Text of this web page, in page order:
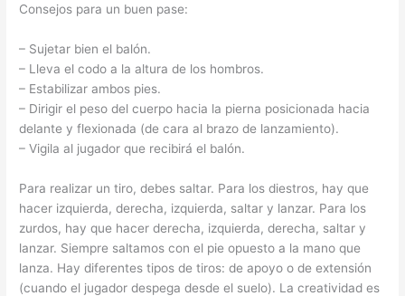
Consejos para un buen pase:
– Sujetar bien el balón.
– Lleva el codo a la altura de los hombros.
– Estabilizar ambos pies.
– Dirigir el peso del cuerpo hacia la pierna posicionada hacia
delante y flexionada (de cara al brazo de lanzamiento).
– Vigila al jugador que recibirá el balón.
Para realizar un tiro, debes saltar. Para los diestros, hay que
hacer izquierda, derecha, izquierda, saltar y lanzar. Para los
zurdos, hay que hacer derecha, izquierda, derecha, saltar y
lanzar. Siempre saltamos con el pie opuesto a la mano que
lanza. Hay diferentes tipos de tiros: de apoyo o de extensión
(cuando el jugador despega desde el suelo). La creatividad es